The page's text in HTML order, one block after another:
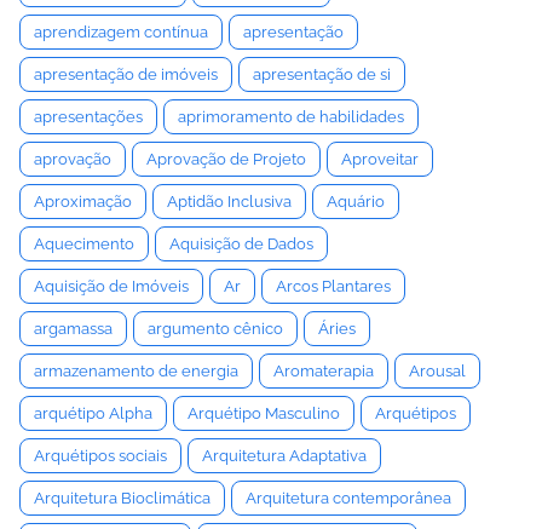
aprendizagem contínua apresentação
apresentação de imóveis apresentação de si
apresentações aprimoramento de habilidades
aprovação Aprovação de Projeto Aproveitar
Aproximação Aptidão Inclusiva Aquário
Aquecimento Aquisição de Dados
Aquisição de Imóveis Ar Arcos Plantares
argamassa argumento cênico Áries
armazenamento de energia Aromaterapia Arousal
arquétipo Alpha Arquétipo Masculino Arquétipos
Arquétipos sociais Arquitetura Adaptativa
Arquitetura Bioclimática Arquitetura contemporânea